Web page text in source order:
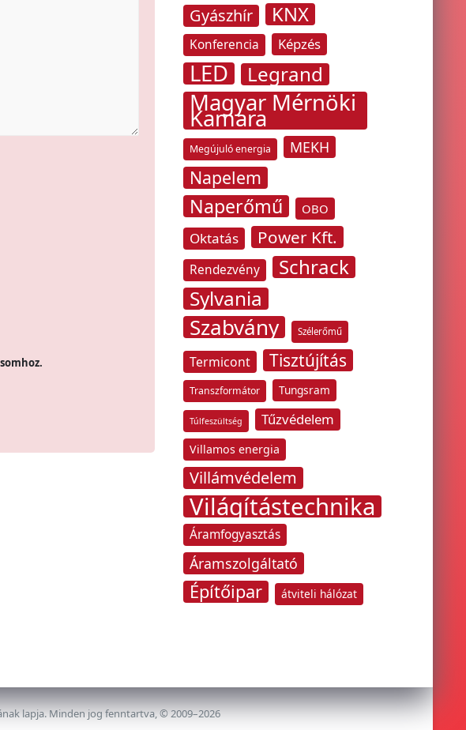
Gyászhír KNX
Konferencia Képzés
LED Legrand
Magyar Mérnöki
Kamara
Megújuló energia MEKH
Napelem
Naperőmű OBO
Oktatás Power Kft.
Rendezvény
Schrack
Sylvania
Szabvány Szélerőmű
Termicont Tisztújítás
Transzformátor Tungsram
Túlfeszültség Tűzvédelem
Villamos energia
Villámvédelem
Világítástechnika
Áramfogyasztás
Áramszolgáltató
Építőipar átviteli hálózat
lapja. Minden jog fenntartva, © 2009–2026